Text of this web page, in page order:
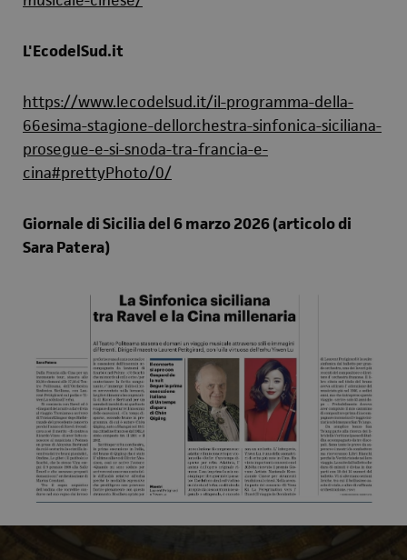
L'EcodelSud.it
https://www.lecodelsud.it/il-programma-della-
66esima-stagione-dellorchestra-sinfonica-siciliana-
prosegue-e-si-snoda-tra-francia-e-
cina#prettyPhoto/0/
Giornale di Sicilia del 6 marzo 2026 (articolo di
Sara Patera)